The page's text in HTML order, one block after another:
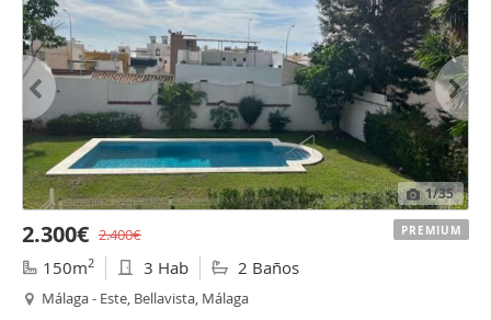
1/35
2.300€ 2.400€
150m2 3 Hab 2 Baños
Málaga - Este, Bellavista, Málaga
PREMIUM